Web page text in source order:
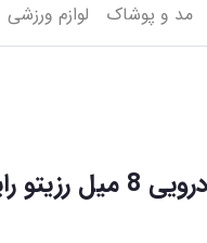
مد و پوشاک لوازم ورزشی
خوشبو کننده خودرویی